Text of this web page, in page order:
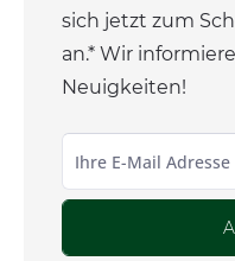
sich jetzt zum
an.* Wir
Neuigkeiten!